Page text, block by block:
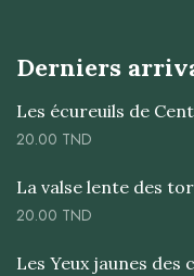
Derniers
Les écureuils de
20.00 TND
La valse lente des
20.00 TND
Les Yeux jaunes des